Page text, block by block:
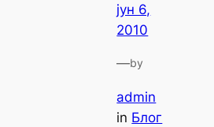
јун 6,
2010
—by
admin
in Блог